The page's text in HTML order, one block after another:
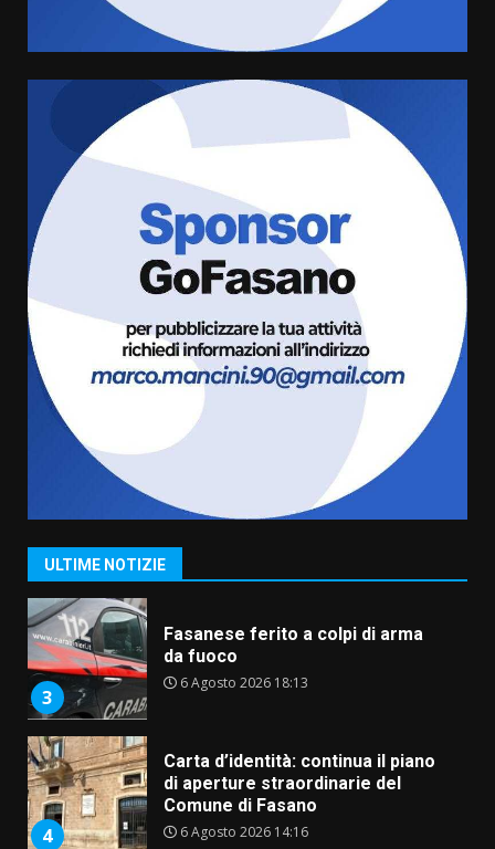
ULTIME NOTIZIE
Cura dei beni comuni e
cittadinanza attiva: online
l’avviso per la gestione
condivisa della Villetta di
Laureto
La magia del Minareto e la prima
assoluta de “L’Albergo
Belvedere. Il rapimento”
6 Agosto 2026 06:15
“I Contestatori: Musica di
Rivoluzione”: nuovo
appuntamento con “Fasano in
Banda”
7 Agosto 2026 06:05
2
US Fasano, Scianaro: “Profonda
amarezza per esclusione dal
3
Fasanese ferito a colpi di arma
da fuoco
6 Agosto 2026 18:13
4
Carta d’identità: continua il piano
di aperture straordinarie del
Comune di Fasano
6 Agosto 2026 14:16